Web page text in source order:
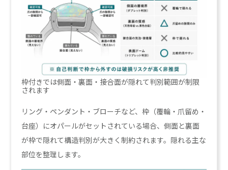
枠付きでは側面・裏面・接合面が隠れて判別範囲が制限
されます
リング・ペンダント・ブローチなど、枠（覆輪・爪留め・
台座）にオパールがセットされている場合、側面と裏面
が枠で隠れて構造判別が大きく制約されます。隠れる主な
部位を整理します。